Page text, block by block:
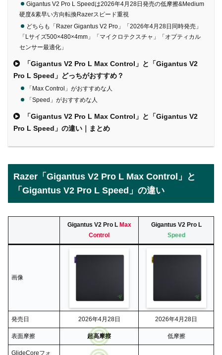
Gigantus V2 Pro L Speedは2026年4月28日発売の低摩擦&Medium
硬度&素早い方向転換Razerスピード重視
どちらも「Razer Gigantus V2 Pro」「2026年4月28日同時発売」
「Lサイズ500×480×4mm」「マイクロテクスチャ」「オプティカル
センサー最適化」
「Gigantus V2 Pro L Max Control」と「Gigantus V2
Pro L Speed」どっちがおすすめ？
「Max Control」がおすすめな人
「Speed」がおすすめな人
「Gigantus V2 Pro L Max Control」と「Gigantus V2
Pro L Speed」の違い｜まとめ
Razer「Gigantus V2 Pro L Max Control」と
「Gigantus V2 Pro L Speed」の違い
Gigantus V2 Pro L Max
Control
Gigantus V2 Pro L
Speed
画像
発売日 2026年4月28日 2026年4月28日
表面摩擦 超高摩擦 低摩擦
GlideCoreフォ